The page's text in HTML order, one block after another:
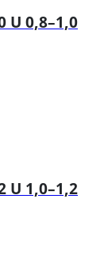
0,8–1,0
1,0–1,2